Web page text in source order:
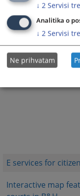
E services for
Interactive map
↓ 2 Servisi
Analitika o
↓ 2 Servisi
Ne prihvatam